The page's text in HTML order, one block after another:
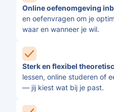
Online oefenomgeving
en oefenvragen om je
waar en wanneer je wil.
Sterk en flexibel
lessen, online studeren of
— jij kiest wat bij je past.